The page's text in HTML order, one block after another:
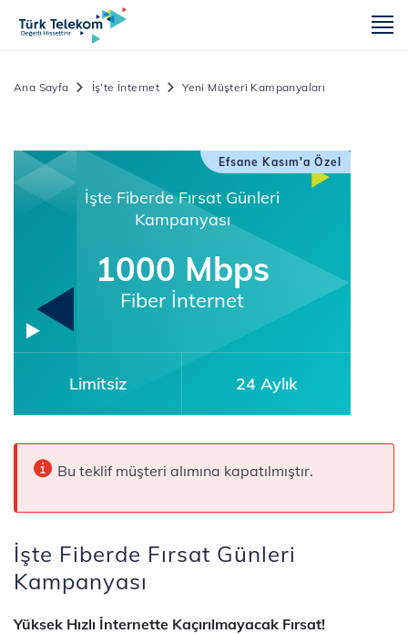
Ana Sayfa İş’te İnternet Yeni Müşteri Kampanyaları
Efsane Kasım'a Özel
İşte Fiberde Fırsat Günleri
Kampanyası
1000 Mbps
Fiber İnternet
Limitsiz 24 Aylık
Bu teklif müşteri alımına kapatılmıştır.
İşte Fiberde Fırsat Günleri
Kampanyası
Yüksek Hızlı İnternette Kaçırılmayacak Fırsat!